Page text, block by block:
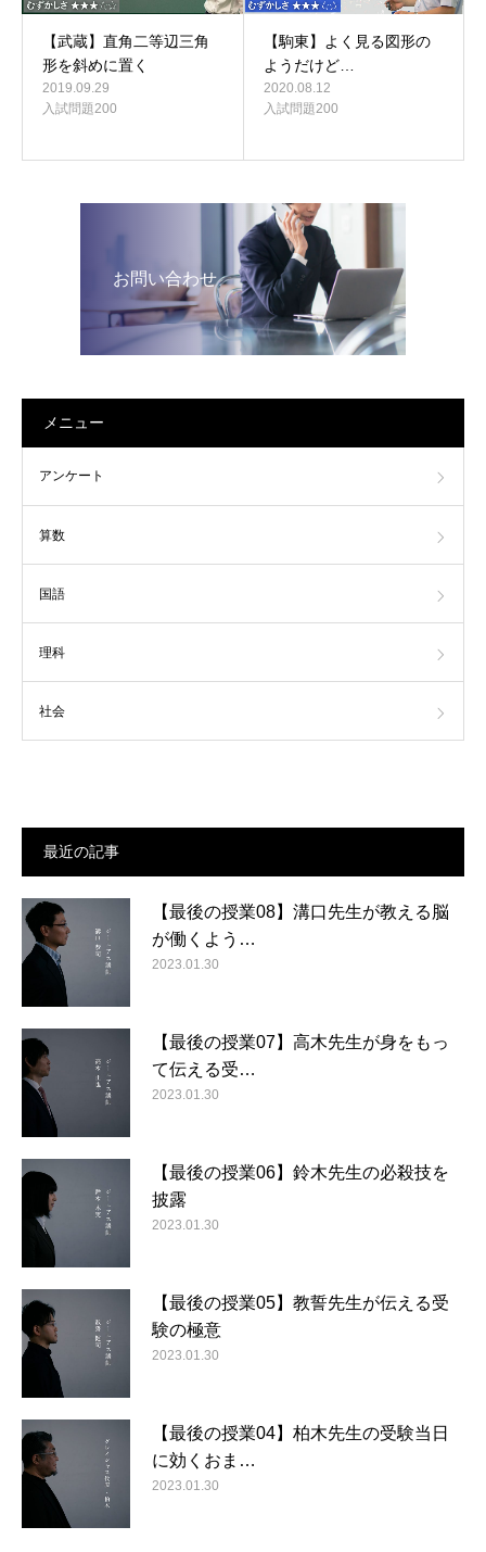
【武蔵】直角二等辺三角
形を斜めに置く
2019.09.29
入試問題200
【駒東】よく見る図形の
ようだけど…
2020.08.12
入試問題200
お問い合わせ
メニュー
アンケート
算数
国語
理科
社会
最近の記事
【最後の授業08】溝口先生が教える脳
が働くよう…
2023.01.30
【最後の授業07】高木先生が身をもっ
て伝える受…
2023.01.30
【最後の授業06】鈴木先生の必殺技を
披露
2023.01.30
【最後の授業05】教誓先生が伝える受
験の極意
2023.01.30
【最後の授業04】柏木先生の受験当日
に効くおま…
2023.01.30